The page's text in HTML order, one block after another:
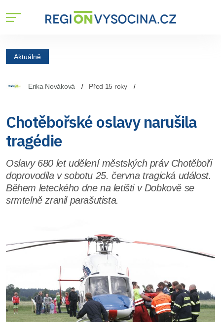
Aktuálně
Erika Nováková Před 15 roky
Chotěbořské oslavy narušila
tragédie
Oslavy 680 let udělení městských práv Chotěboři
doprovodila v sobotu 25. června tragická událost.
Během leteckého dne na letišti v Dobkově se
srmtelně zranil parašutista.